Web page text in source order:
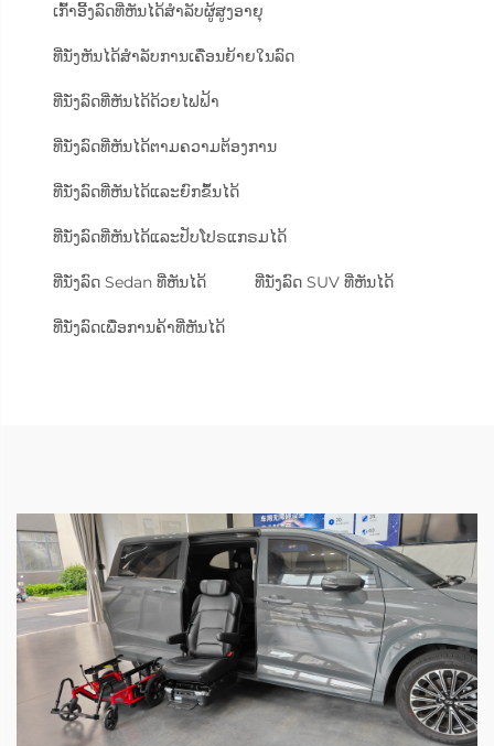
ເກົ້າອີ້ງລົດທີ່ຫັນໄດ້ສຳລັບຜູ້ສູງອາຍຸ
ທີ່ນັ່ງຫັນໄດ້ສຳລັບການເຄື່ອນຍ້າຍໃນລົດ
ທີ່ນັ່ງລົດທີ່ຫັນໄດ້ດ້ວຍໄຟຟ້າ
ທີ່ນັ່ງລົດທີ່ຫັນໄດ້ຕາມຄວາມຕ້ອງການ
ທີ່ນັ່ງລົດທີ່ຫັນໄດ້ແລະຍົກຂຶ້ນໄດ້
ທີ່ນັ່ງລົດທີ່ຫັນໄດ້ແລະປັບໂປຣແກຣມໄດ້
ທີ່ນັ່ງລົດ Sedan ທີ່ຫັນໄດ້ ທີ່ນັ່ງລົດ SUV ທີ່ຫັນໄດ້
ທີ່ນັ່ງລົດເພື່ອການຄ້າທີ່ຫັນໄດ້